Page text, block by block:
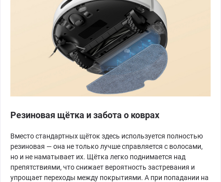
Резиновая щётка и забота о коврах
Вместо стандартных щёток здесь используется полностью
резиновая — она не только лучше справляется с волосами,
но и не наматывает их. Щётка легко поднимается над
препятствиями, что снижает вероятность застревания и
упрощает переходы между покрытиями. А при попадании на